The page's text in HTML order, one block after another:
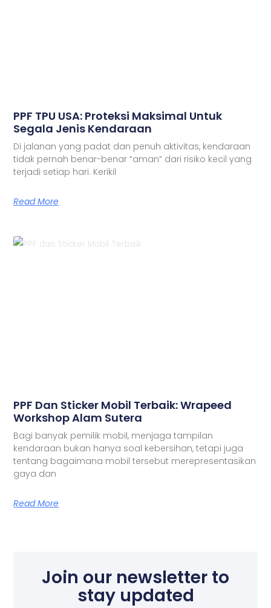
PPF TPU USA: Proteksi Maksimal Untuk
Segala Jenis Kendaraan
Di jalanan yang padat dan penuh aktivitas, kendaraan
tidak pernah benar-benar “aman” dari risiko kecil yang
terjadi setiap hari. Kerikil
Read More
PPF Dan Sticker Mobil Terbaik: Wrapeed
Workshop Alam Sutera
Bagi banyak pemilik mobil, menjaga tampilan
kendaraan bukan hanya soal kebersihan, tetapi juga
tentang bagaimana mobil tersebut merepresentasikan
gaya dan
Read More
Join our newsletter to
stay updated